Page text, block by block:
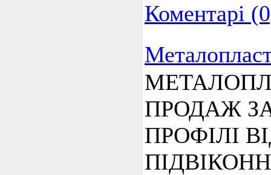
Коментарі
ПРОДАЖ
ПРОФІЛІ